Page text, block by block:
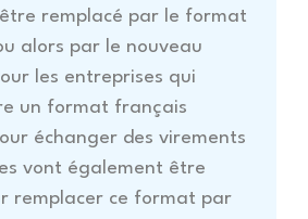
remplacé par le format
alors par le nouveau
les entreprises qui
un format français
échanger des virements
vont également être
remplacer ce format par